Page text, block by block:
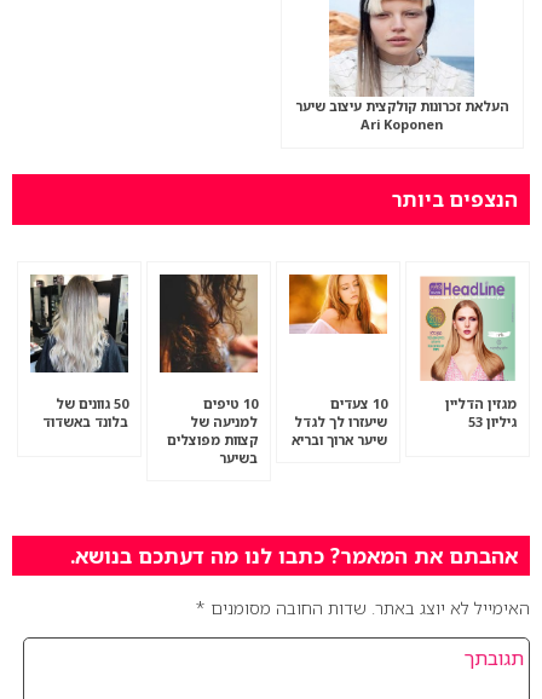
העלאת זכרונות קולקצית עיצוב שיער
Ari Koponen
הנצפים ביותר
מגזין הדליין
גיליון 53
10 צעדים
שיעזרו לך לגדל
שיער ארוך ובריא
10 טיפים
למניעה של
קצוות מפוצלים
בשיער
50 גוונים של
בלונד באשדוד
אהבתם את המאמר? כתבו לנו מה דעתכם בנושא.
האימייל לא יוצג באתר. שדות החובה מסומנים *